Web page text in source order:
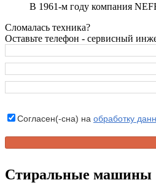
В 1961-м году компания
Сломалась техника?
Оставьте телефон - сервисный
Согласен(-сна) на обработку
Стиральные машины